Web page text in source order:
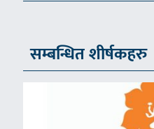
सम्बन्धित शीर्षकहरु